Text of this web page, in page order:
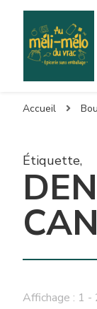
Accueil
Étiquette,
Affichage : 1 -